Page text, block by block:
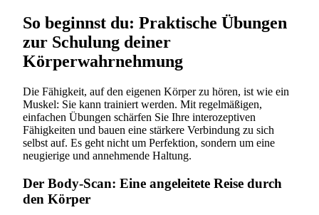
So beginnst du: Praktische Übungen
zur Schulung deiner
Körperwahrnehmung
Die Fähigkeit, auf den eigenen Körper zu hören, ist wie ein
Muskel: Sie kann trainiert werden. Mit regelmäßigen,
einfachen Übungen schärfen Sie Ihre interozeptiven
Fähigkeiten und bauen eine stärkere Verbindung zu sich
selbst auf. Es geht nicht um Perfektion, sondern um eine
neugierige und annehmende Haltung.
Der Body-Scan: Eine angeleitete Reise durch
den Körper